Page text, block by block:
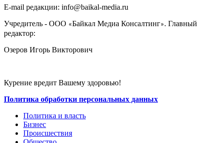
E-mail редакции: info@baikal-media.ru
Учредитель - ООО «Байкал Медиа Консалтинг». Главный
редактор:
Озеров Игорь Викторович
Курение вредит Вашему здоровью!
Политика обработки персональных данных
Политика и власть
Бизнес
Происшествия